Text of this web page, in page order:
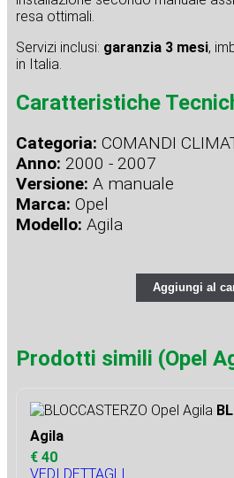
resa ottimali.
Servizi inclusi: garanzia 3 mesi,
in Italia.
Caratteristiche
Categoria: COMANDI
Anno: 2000 - 2007
Versione: A manuale
Marca: Opel
Modello: Agila
Aggiungi al
Prodotti simili (Opel
Agila
€ 40
VEDI DETTAGLI